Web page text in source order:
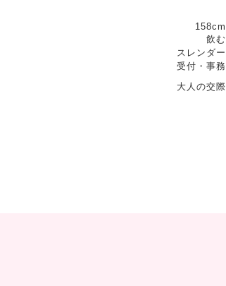
158cm
飲む
スレンダー
受付・事務
大人の交際